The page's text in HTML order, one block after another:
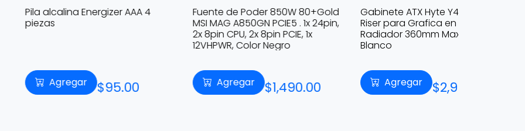
Energizer AAA 4
Agregar $95.00
Fuente de Poder 850W 80+Gold
MSI MAG A850GN PCIE5 . 1x 24pin,
2x 8pin CPU, 2x 8pin PCIE, 1x
12VHPWR, Color Negro
Agregar $1,490.00
Gabinete ATX Hyte Y40, Incluye
Riser para Grafica en Vertical,
Radiador 360mm Max, Color
Agregar $2,999.00